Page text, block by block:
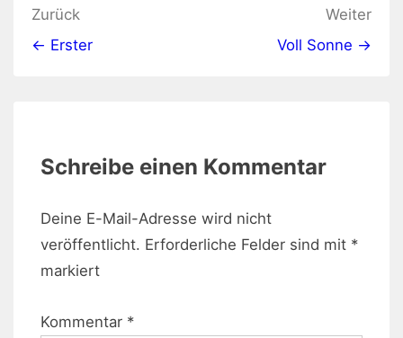
Beitragsnavigation
Zurück
← Erster
Weiter
Voll Sonne →
Schreibe einen Kommentar
Deine E-Mail-Adresse wird nicht
veröffentlicht. Erforderliche Felder sind mit *
markiert
Kommentar *